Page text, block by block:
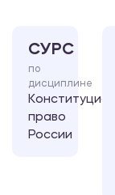
СУРС
по
дисциплине
право
России